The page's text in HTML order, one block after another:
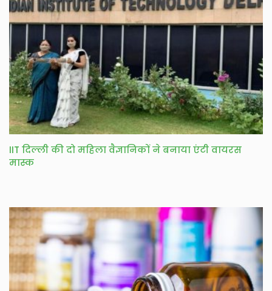
IIT दिल्ली की दो महिला वैज्ञानिकों ने बनाया एंटी वायरस
मास्क